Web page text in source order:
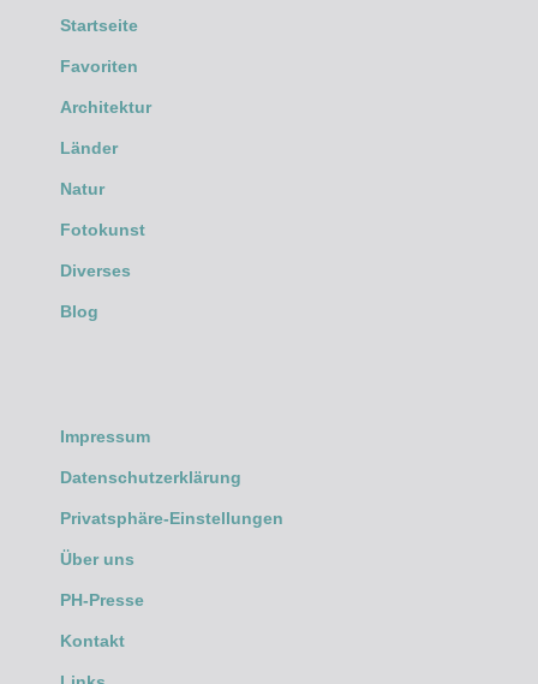
Startseite
Favoriten
Architektur
Länder
Natur
Fotokunst
Diverses
Blog
Impressum
Datenschutzerklärung
Privatsphäre-Einstellungen
Über uns
PH-Presse
Kontakt